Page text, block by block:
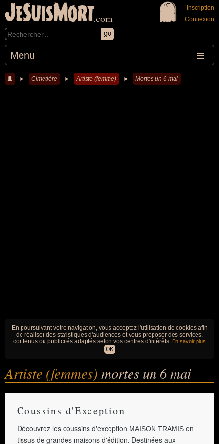
JeSuisMort.com
Menu
Inscription
Connexion
► Cimetière ► Artiste (femme) ► Mortes un 6 mai
En poursuivant votre navigation, vous acceptez l'utilisation de cookies afin
de réaliser des statistiques d'audiences et vous proposer des services,
contenus ou publicités adaptés selon vos centres d'intérêts. En savoir plus
OK
Artiste (femmes) mortes un 6 mai
Coussins d'Exception
Découvrez les coussins d'exception MAISON TRAMIS en
tissus de grandes maisons d'édition. Destinées aux